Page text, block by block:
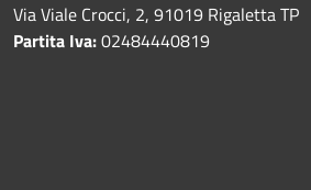
Via Viale Crocci, 2, 91019 Rigaletta TP
Partita Iva:02484440819